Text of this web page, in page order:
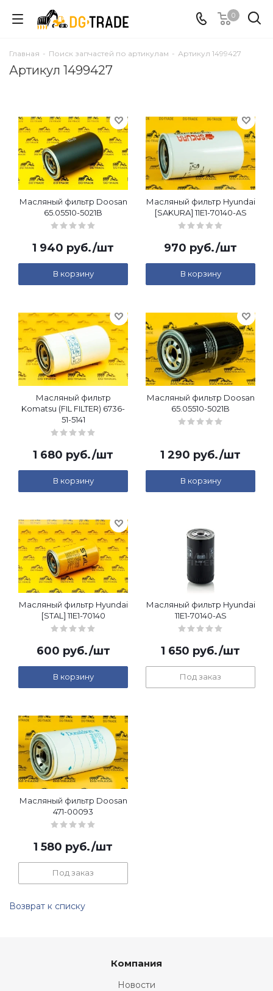
0
Главная - Поиск запчастей по артикулам - Артикул 1499427
Артикул 1499427
Масляный фильтр Doosan
65.05510-5021B
1 940 руб./шт
В корзину
Масляный фильтр Hyundai
[SAKURA] 11E1-70140-AS
970 руб./шт
В корзину
Масляный фильтр
Komatsu (FIL FILTER) 6736-
51-5141
1 680 руб./шт
В корзину
Масляный фильтр Doosan
65.05510-5021B
1 290 руб./шт
В корзину
Масляный фильтр Hyundai
[STAL] 11E1-70140
600 руб./шт
В корзину
Масляный фильтр Hyundai
11E1-70140-AS
1 650 руб./шт
Под заказ
Масляный фильтр Doosan
471-00093
1 580 руб./шт
Под заказ
Возврат к списку
Компания
Новости